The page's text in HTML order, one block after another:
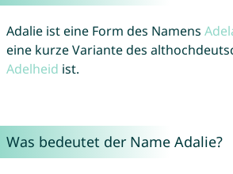
Adalie ist eine Form des Namens
eine kurze Variante des
Adelheid ist.
Was bedeutet der Name Adalie?